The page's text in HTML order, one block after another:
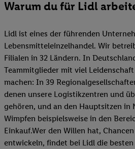
Warum du für Lidl
Lidl ist eines der führenden
Lebensmitteleinzelhandel. Wir
Filialen in 32 Ländern. In
Teammitglieder mit viel
machen: In 39
denen unsere Logistikzentren und
gehören, und an den Hauptsitzen in
Wimpfen beispielsweise in den
Einkauf.Wer den Willen hat,
entwickeln, findet bei Lidl die